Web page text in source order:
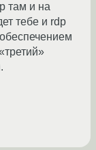
там и на
тебе и rdp